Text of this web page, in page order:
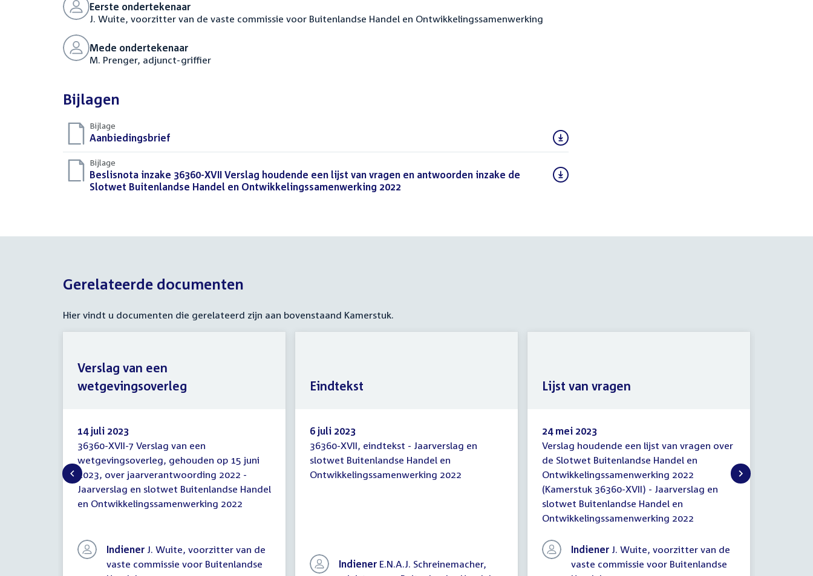
Eerste ondertekenaar
J. Wuite, voorzitter van de vaste commissie voor Buitenlandse Handel en Ontwikkelingssamenwerking
Mede ondertekenaar
M. Prenger, adjunct-griffier
Bijlagen
Bijlage
Download
bestand:
Aanbiedingsbrief
Bijlage
Download
bestand:
Beslisnota inzake 36360-XVII Verslag houdende een lijst van vragen en antwoorden inzake de
Slotwet Buitenlandse Handel en Ontwikkelingssamenwerking 2022
Gerelateerde documenten
Hier vindt u documenten die gerelateerd zijn aan bovenstaand Kamerstuk.
Verslag
van
een
wetgevingsoverleg
14 juli 2023
36360-XVII-7 Verslag van een
wetgevingsoverleg, gehouden op 15 juni
2023, over jaarverantwoording 2022 -
Jaarverslag en slotwet Buitenlandse Handel
en Ontwikkelingssamenwerking 2022
Indiener J. Wuite, voorzitter van de
vaste commissie voor Buitenlandse
Verslag van een
wetgevingsoverleg
Eindtekst
6 juli 2023
36360-XVII, eindtekst - Jaarverslag en
slotwet Buitenlandse Handel en
Ontwikkelingssamenwerking 2022
Indiener E.N.A.J. Schreinemacher,
Eindtekst
Lijst
van
vragen
24 mei 2023
Verslag houdende een lijst van vragen over
de Slotwet Buitenlandse Handel en
Ontwikkelingssamenwerking 2022
(Kamerstuk 36360-XVII) - Jaarverslag en
slotwet Buitenlandse Handel en
Ontwikkelingssamenwerking 2022
Indiener J. Wuite, voorzitter van de
vaste commissie voor Buitenlandse
Lijst van vragen